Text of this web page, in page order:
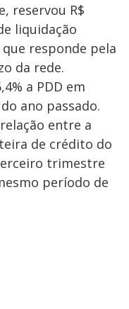
reservou R$
liquidação
responde pela
da rede.
a PDD em
ano passado.
entre a
de crédito do
trimestre
período de